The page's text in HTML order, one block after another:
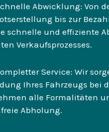
Abwicklung: Von
bis zur
schnelle und effiziente
Verkaufsprozesses.
Service: Wir
Ihres Fahrzeugs bei
alle Formalitäten
Abholung.